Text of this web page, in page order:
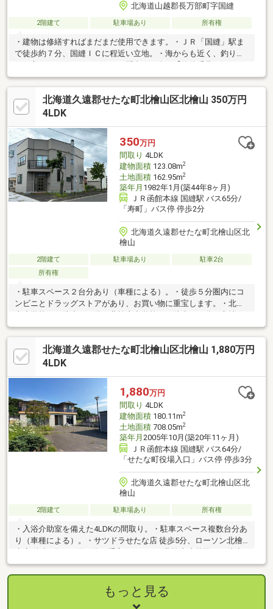
北海道山越郡長万部町字国縫
2階建て 駐車場あり 所有権
・建物は修繕すればまだまだ使用できます。・ＪＲ「国縫」駅ま
で徒歩約７分、国縫ＩＣに程近い立地。・海からも近く、釣り好
きな方いかがでしょうか。・お問合せの際は【物件番号９９７
０】とお伝えいただけるとスムーズにご対応できます。
北海道久遠郡せたな町北檜山区北檜山 350万円
4LDK
350万円
間取り 4LDK
建物面積123.08m2
土地面積162.95m2
築年月 1982年1月(築44年8ヶ月)
ＪＲ函館本線 国縫駅 バス65分/
「寿町」バス停 停歩2分
北海道久遠郡せたな町北檜山区北
檜山
2階建て 駐車場あり
駐車2台
所有権
・駐車スペース２台分あり（車種による）。・徒歩５分圏内にコ
ンビニとドラッグストアがあり、お買い物に重宝します。・北檜
す。・お問合せの際は【物件番号１３６３３】とお伝えいただけ
るとスムーズにご対応できます。
北海道久遠郡せたな町北檜山区北檜山 1,880万円
4LDK
1,880万円
間取り 4LDK
建物面積180.11m2
土地面積708.05m2
築年月 2005年10月(築20年11ヶ月)
ＪＲ函館本線 国縫駅 バス64分/
「せたな町役場入口」バス停 停歩3分
北海道久遠郡せたな町北檜山区北
檜山
2階建て 駐車場あり 所有権
・入浴介助室を備えた4LDKの間取り。・駐車スペース複数台分あ
り（車種による）。・サツドラせたな店 徒歩5分、ローソン北檜
山店 徒歩8分、お買い物に重宝します。・北檜山小学校まで徒歩
19分、北檜山中学校まで徒歩23分の立地です。・お問合せの際は
【物件番号18529】とお伝えいただけるとスムーズにご対応でき
もっと見る